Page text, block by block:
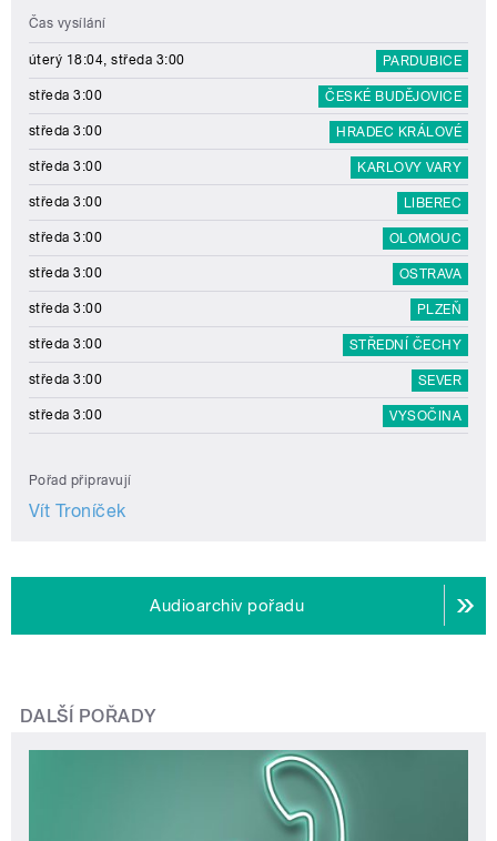
Čas vysílání
úterý 18:04, středa 3:00 PARDUBICE
středa 3:00 ČESKÉ BUDĚJOVICE
středa 3:00 HRADEC KRÁLOVÉ
středa 3:00 KARLOVY VARY
středa 3:00 LIBEREC
středa 3:00 OLOMOUC
středa 3:00 OSTRAVA
středa 3:00 PLZEŇ
středa 3:00 STŘEDNÍ ČECHY
středa 3:00 SEVER
středa 3:00 VYSOČINA
Pořad připravují
Vít Troníček
Audioarchiv pořadu
DALŠÍ POŘADY